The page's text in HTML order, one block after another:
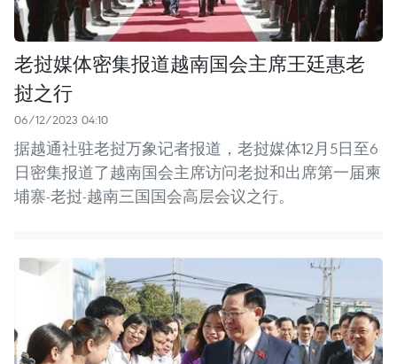
老挝媒体密集报道越南国会主席王廷惠老
挝之行
06/12/2023 04:10
据越通社驻老挝万象记者报道，老挝媒体12月5日至6
日密集报道了越南国会主席访问老挝和出席第一届柬
埔寨-老挝-越南三国国会高层会议之行。